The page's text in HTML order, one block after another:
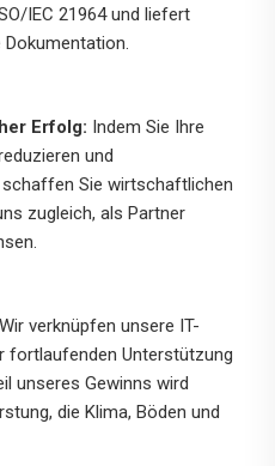
IEC 21964 und liefert
Erfolg: Indem Sie Ihre
und
Sie wirtschaftlichen
zugleich, als Partner
Wir verknüpfen unsere IT-
fortlaufenden Unterstützung
unseres Gewinns wird
die Klima, Böden und